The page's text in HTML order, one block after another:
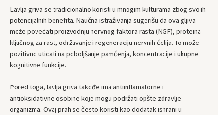
Lavlja griva se tradicionalno koristi u mnogim kulturama zbog svojih
potencijalnih benefita. Naučna istraživanja sugerišu da ova gljiva
može povećati proizvodnju nervnog faktora rasta (NGF), proteina
ključnog za rast, održavanje i regeneraciju nervnih ćelija. To može
pozitivno uticati na poboljšanje pamćenja, koncentracije i ukupne
kognitivne funkcije.
Pored toga, lavlja griva takođe ima antiinflamatorne i
antioksidativne osobine koje mogu podržati opšte zdravlje
organizma. Ovaj prah se često koristi kao dodatak ishrani u